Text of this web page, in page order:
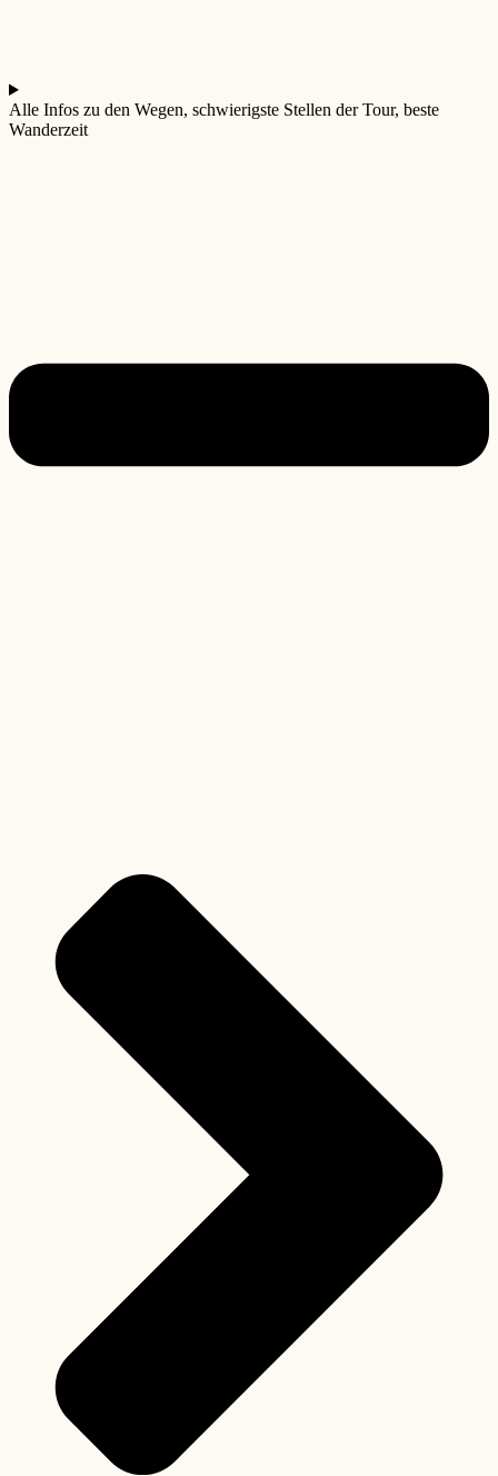
Alle Infos zu den Wegen, schwierigste Stellen der Tour, beste
Wanderzeit